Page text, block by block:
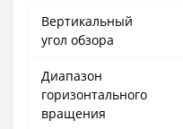
Вертикальный
угол обзора
Диапазон
горизонтального
вращения